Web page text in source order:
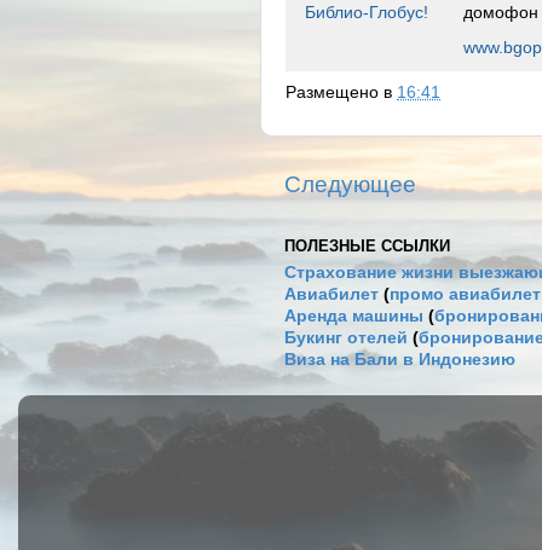
Библио-Глобус!
домофон
Размещено в 16:41
Следующее
ПОЛЕЗНЫЕ ССЫЛКИ
Страхование жизни
Авиабилет (промо
Аренда машины (
Букинг отелей (
Виза на Бали в Индонезию